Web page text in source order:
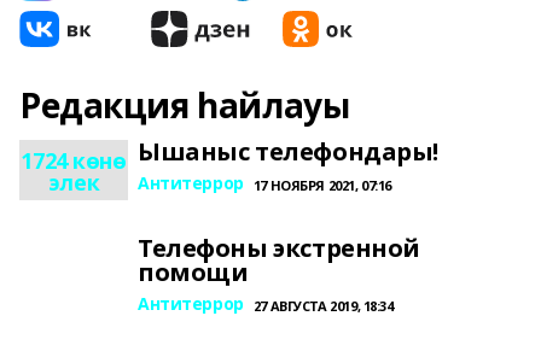
Редакция һайлауы
1724 көнө
элек
Ышаныс телефондары!
Антитеррор 17 НОЯБРЯ 2021, 07:16
Телефоны экстренной
помощи
Антитеррор 27 АВГУСТА 2019, 18:34